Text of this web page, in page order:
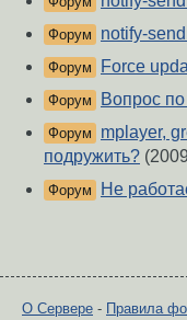
Форум notify-
Форум Force
Форум Вопрос
Форум
mplayer,
подружить?
Форум Не
О Сервере - Правила